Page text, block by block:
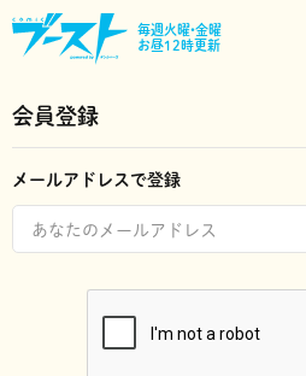
毎週火曜•金曜
お昼12時更新
会員登録
メールアドレスで登録